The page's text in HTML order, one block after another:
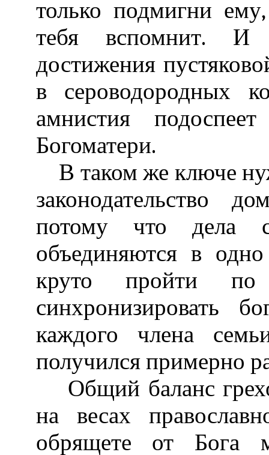
только подмигни
тебя вспомнит. И
достижения
в сероводородных
амнистия
Богоматери.
В таком же ключе
законодательство
потому что дела
объединяются в
круто пройти по
синхронизировать
каждого члена
получился примерно
Общий баланс
на весах
обрящете от Бога